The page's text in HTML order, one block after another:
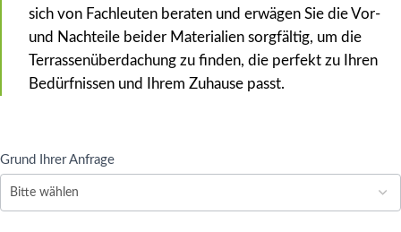
sich von Fachleuten beraten und erwägen Sie die Vor-
und Nachteile beider Materialien sorgfältig, um die
Terrassenüberdachung zu finden, die perfekt zu Ihren
Bedürfnissen und Ihrem Zuhause passt.
Kontaktanfrage
Terrasseria
Grund Ihrer Anfrage